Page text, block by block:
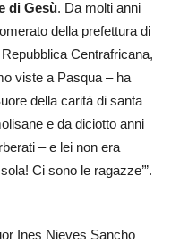
di Gesù. Da molti anni
della prefettura di
Centrafricana,
viste a Pasqua – ha
della carità di santa
e da diciotto anni
– e lei non era
Ci sono le ragazze’”.
Ines Nieves Sancho